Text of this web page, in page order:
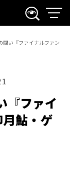
闘い『ファイナルファン
『ファイ
鮎・ゲ